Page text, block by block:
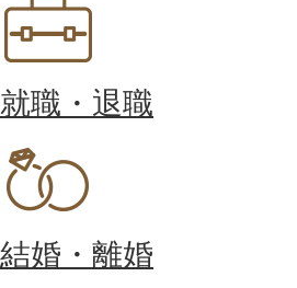
就職・退職
結婚・離婚